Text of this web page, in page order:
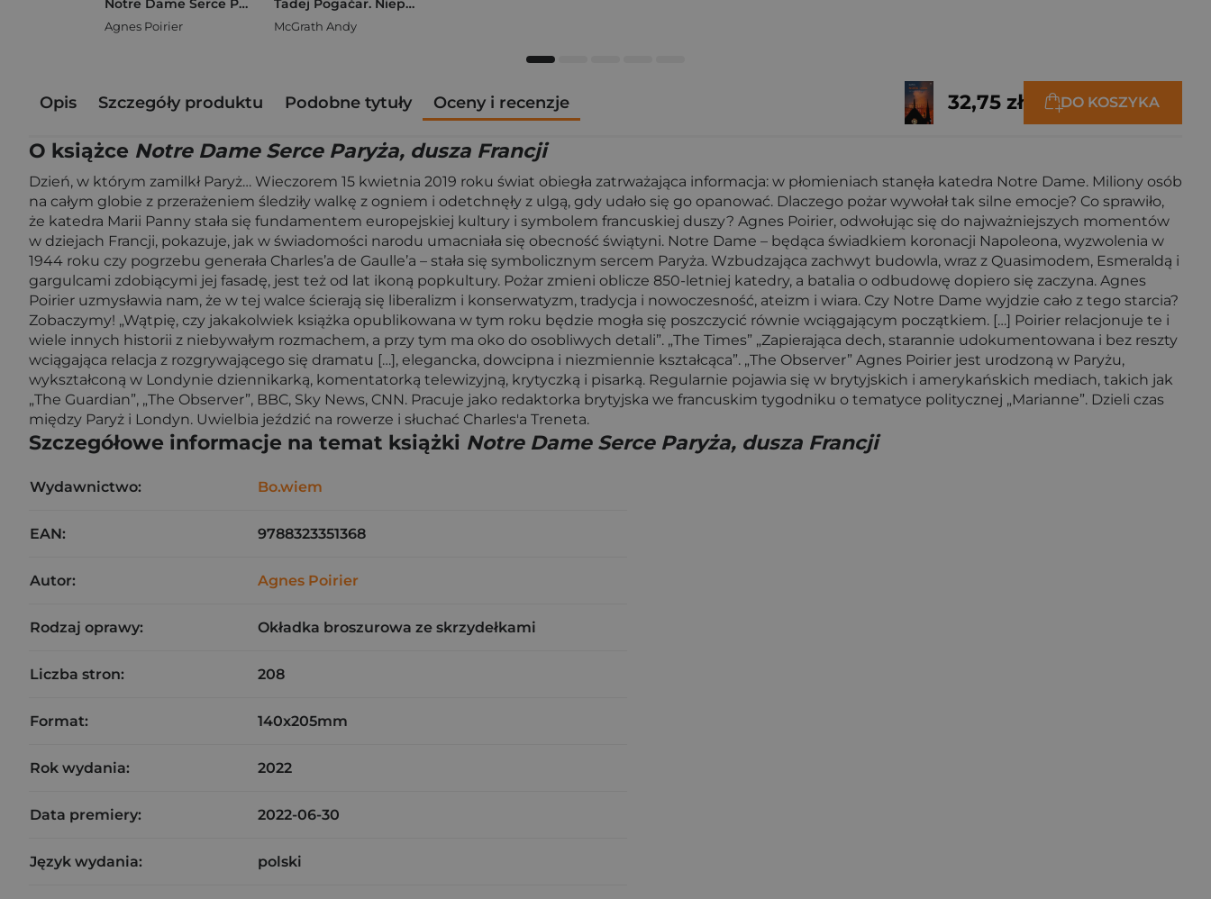
Notre Dame Serce Paryża, dusza Francji
Agnes Poirier
Tadej Pogačar. Niepokonany
McGrath Andy
Opis Szczegóły produktu Podobne tytuły Oceny i recenzje 32,75 zł DO KOSZYKA
O książce Notre Dame Serce Paryża, dusza Francji
Dzień, w którym zamilkł Paryż… Wieczorem 15 kwietnia 2019 roku świat obiegła zatrważająca informacja: w płomieniach stanęła katedra Notre Dame. Miliony osób
na całym globie z przerażeniem śledziły walkę z ogniem i odetchnęły z ulgą, gdy udało się go opanować. Dlaczego pożar wywołał tak silne emocje? Co sprawiło,
że katedra Marii Panny stała się fundamentem europejskiej kultury i symbolem francuskiej duszy? Agnes Poirier, odwołując się do najważniejszych momentów
w dziejach Francji, pokazuje, jak w świadomości narodu umacniała się obecność świątyni. Notre Dame – będąca świadkiem koronacji Napoleona, wyzwolenia w
1944 roku czy pogrzebu generała Charles’a de Gaulle’a – stała się symbolicznym sercem Paryża. Wzbudzająca zachwyt budowla, wraz z Quasimodem, Esmeraldą i
gargulcami zdobiącymi jej fasadę, jest też od lat ikoną popkultury. Pożar zmieni oblicze 850-letniej katedry, a batalia o odbudowę dopiero się zaczyna. Agnes
Poirier uzmysławia nam, że w tej walce ścierają się liberalizm i konserwatyzm, tradycja i nowoczesność, ateizm i wiara. Czy Notre Dame wyjdzie cało z tego starcia?
Zobaczymy! „Wątpię, czy jakakolwiek książka opublikowana w tym roku będzie mogła się poszczycić równie wciągającym początkiem. […] Poirier relacjonuje te i
wiele innych historii z niebywałym rozmachem, a przy tym ma oko do osobliwych detali”. „The Times” „Zapierająca dech, starannie udokumentowana i bez reszty
wciągająca relacja z rozgrywającego się dramatu […], elegancka, dowcipna i niezmiennie kształcąca”. „The Observer” Agnes Poirier jest urodzoną w Paryżu,
wykształconą w Londynie dziennikarką, komentatorką telewizyjną, krytyczką i pisarką. Regularnie pojawia się w brytyjskich i amerykańskich mediach, takich jak
„The Guardian”, „The Observer”, BBC, Sky News, CNN. Pracuje jako redaktorka brytyjska we francuskim tygodniku o tematyce politycznej „Marianne”. Dzieli czas
między Paryż i Londyn. Uwielbia jeździć na rowerze i słuchać Charles'a Treneta.
Szczegółowe informacje na temat książki Notre Dame Serce Paryża, dusza Francji
Wydawnictwo: Bo.wiem
EAN: 9788323351368
Autor: Agnes Poirier
Rodzaj oprawy: Okładka broszurowa ze skrzydełkami
Liczba stron: 208
Format: 140x205mm
Rok wydania: 2022
Data premiery: 2022-06-30
Język wydania: polski